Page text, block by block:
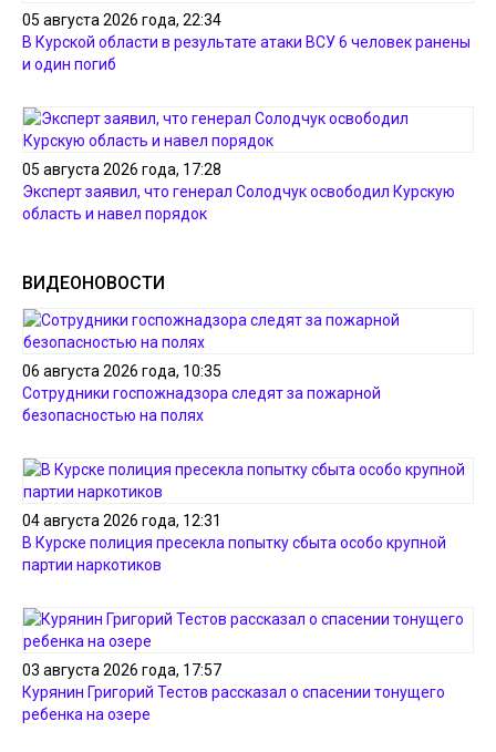
05 августа 2026 года, 22:34
В Курской области в результате атаки ВСУ 6 человек ранены
и один погиб
05 августа 2026 года, 17:28
Эксперт заявил, что генерал Солодчук освободил Курскую
область и навел порядок
ВИДЕОНОВОСТИ
06 августа 2026 года, 10:35
Сотрудники госпожнадзора следят за пожарной
безопасностью на полях
04 августа 2026 года, 12:31
В Курске полиция пресекла попытку сбыта особо крупной
партии наркотиков
03 августа 2026 года, 17:57
Курянин Григорий Тестов рассказал о спасении тонущего
ребенка на озере